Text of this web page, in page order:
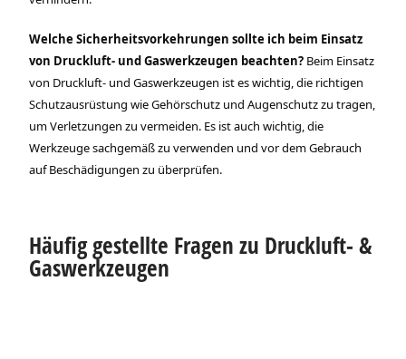
Welche Sicherheitsvorkehrungen sollte ich beim Einsatz
von Druckluft- und Gaswerkzeugen beachten? Beim Einsatz
von Druckluft- und Gaswerkzeugen ist es wichtig, die richtigen
Schutzausrüstung wie Gehörschutz und Augenschutz zu tragen,
um Verletzungen zu vermeiden. Es ist auch wichtig, die
Werkzeuge sachgemäß zu verwenden und vor dem Gebrauch
auf Beschädigungen zu überprüfen.
Häufig gestellte Fragen zu Druckluft- &
Gaswerkzeugen